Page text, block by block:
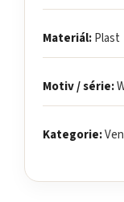
Materiál:Plast
Motiv / série:
Kategorie: